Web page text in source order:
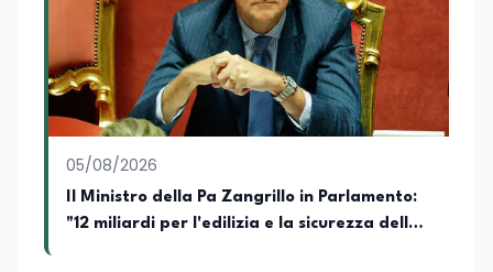
Relazioni Internazionali (LM-52) con la
votazione di 110/110 e lode, e la Laurea
Magistrale in Scienze Geografiche (LM-
80). Un trittico di competenze che gli
consente di leggere i fenomeni
contemporanei con una prospettiva che
abbraccia le dinamiche economiche, le
relazioni tra Stati e le dimensioni spaziali
e territoriali della società. Nel corso della
sua carriera ha maturato una
significativa esperienza nella
05/08/2026
Il Ministro della Pa Zangrillo in Parlamento:
"12 miliardi per l'edilizia e la sicurezza delle